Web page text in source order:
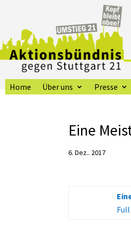
Home Über uns Presse
Eine
6. Dez.. 2017